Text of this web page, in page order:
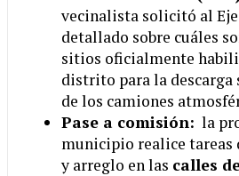
vecinalista solicitó al
detallado sobre cuáles
sitios oficialmente
distrito para la descarga
de los camiones
Pase a comisión: la
municipio realice
y arreglo en las calles